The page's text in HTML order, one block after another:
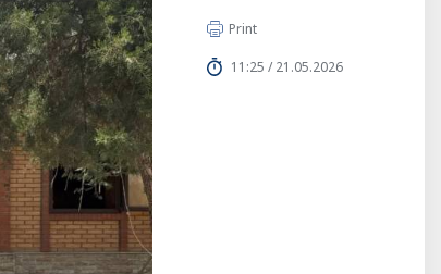
Print
11:25 / 21.05.2026